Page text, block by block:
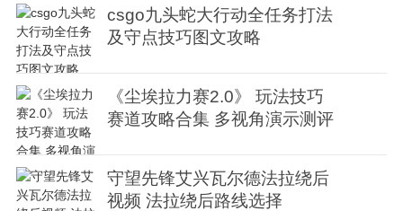
csgo九头蛇大行动全任务打法
及守点技巧图文攻略
《尘埃拉力赛2.0》 玩法技巧
赛道攻略合集 多视角演示测评
守望先锋艾兴瓦尔德法拉绕后
视频 法拉绕后路线选择